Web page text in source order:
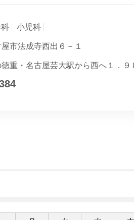
小児科
市法成寺西出６－１